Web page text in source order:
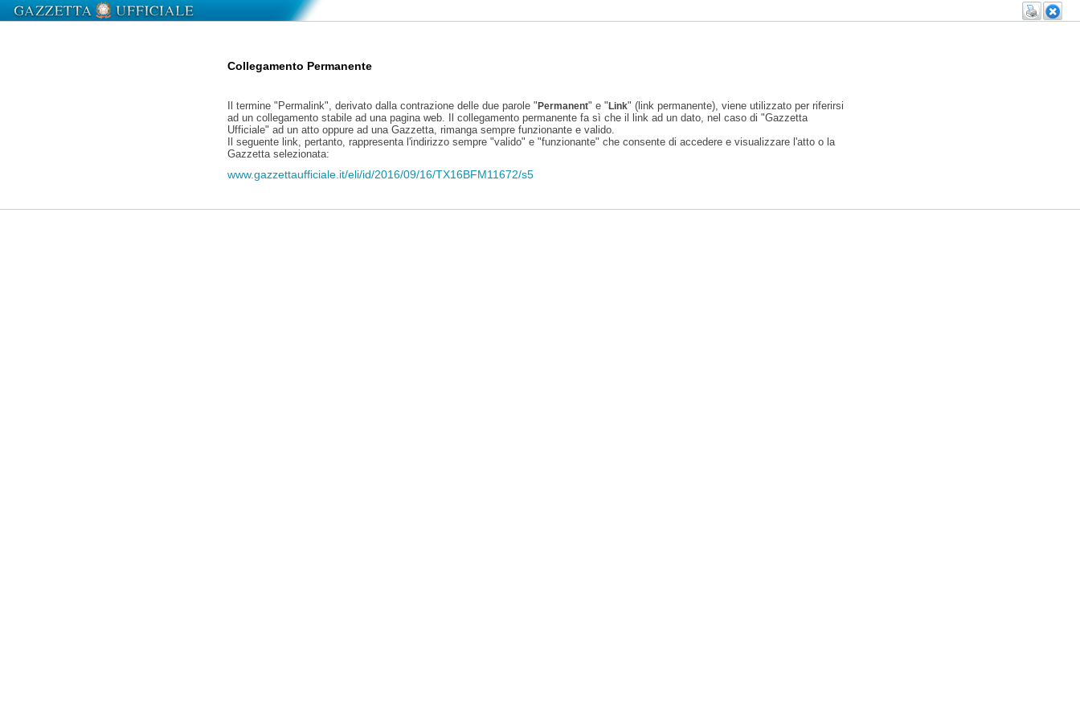
Collegamento Permanente
Il termine "Permalink", derivato dalla contrazione delle due parole "Permanent" e "Link" (link permanente), viene utilizzato per riferirsi
ad un collegamento stabile ad una pagina web. Il collegamento permanente fa sì che il link ad un dato, nel caso di "Gazzetta
Ufficiale" ad un atto oppure ad una Gazzetta, rimanga sempre funzionante e valido.
Il seguente link, pertanto, rappresenta l'indirizzo sempre "valido" e "funzionante" che consente di accedere e visualizzare l'atto o la
Gazzetta selezionata:
www.gazzettaufficiale.it/eli/id/2016/09/16/TX16BFM11672/s5